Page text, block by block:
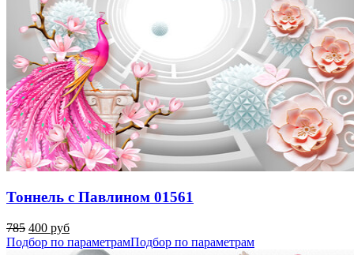
Тоннель с Павлином 01561
785 400 руб
Подбор по параметрамПодбор по параметрам